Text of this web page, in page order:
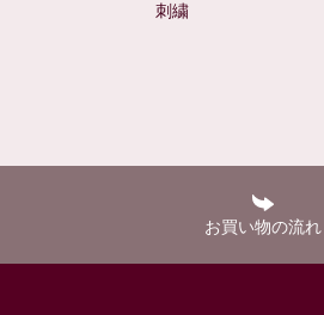
刺繍
お買い物の流れ